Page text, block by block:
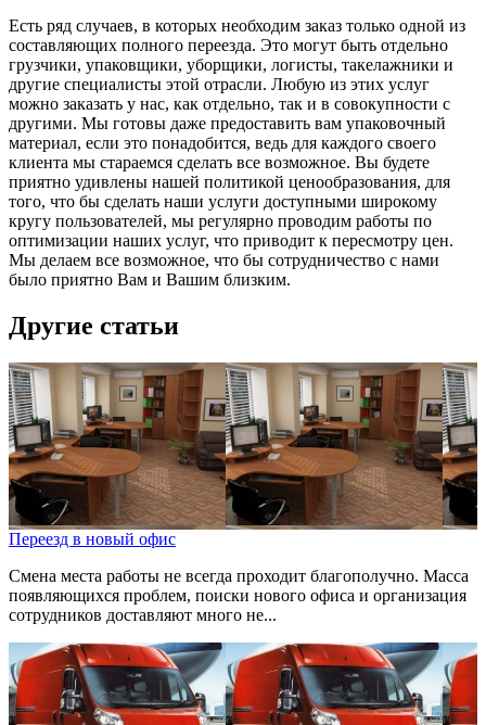
Есть ряд случаев, в которых необходим заказ только одной из
составляющих полного переезда. Это могут быть отдельно
грузчики, упаковщики, уборщики, логисты, такелажники и
другие специалисты этой отрасли. Любую из этих услуг
можно заказать у нас, как отдельно, так и в совокупности с
другими. Мы готовы даже предоставить вам упаковочный
материал, если это понадобится, ведь для каждого своего
клиента мы стараемся сделать все возможное. Вы будете
приятно удивлены нашей политикой ценообразования, для
того, что бы сделать наши услуги доступными широкому
кругу пользователей, мы регулярно проводим работы по
оптимизации наших услуг, что приводит к пересмотру цен.
Мы делаем все возможное, что бы сотрудничество с нами
было приятно Вам и Вашим близким.
Другие статьи
Переезд в новый офис
Смена места работы не всегда проходит благополучно. Масса
появляющихся проблем, поиски нового офиса и организация
сотрудников доставляют много не...